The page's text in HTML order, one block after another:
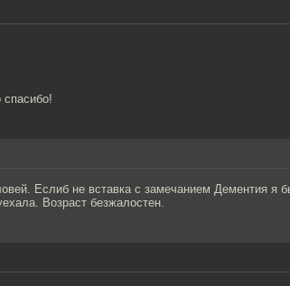
Еслиб не вставка с замечанием Дементия я
Возраст безжалостен.